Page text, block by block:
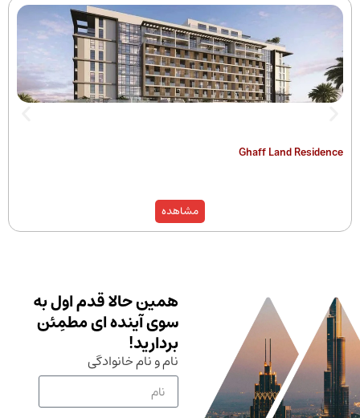
Ghaff
همین حالا قدم اول به
سوی آینده ای مطمِئن
بردارید!
نام و نام خانوادگی